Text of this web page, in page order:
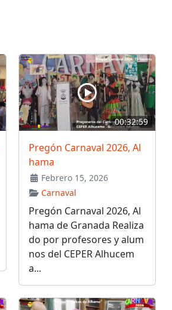
00:32:59
Pregón Carnaval 2026, Al
hama
Febrero 15, 2026
Carnaval
Pregón Carnaval 2026, Al
hama de Granada Realiza
do por profesores y alum
nos del CEPER Alhucem
a...